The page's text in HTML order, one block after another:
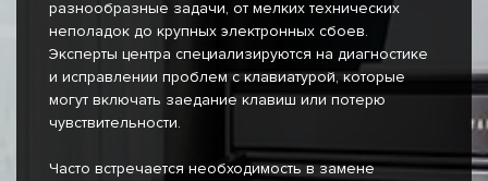
разнообразные задачи, от мелких технических
неполадок до крупных электронных сбоев.
Эксперты центра специализируются на диагностике
и исправлении проблем с клавиатурой, которые
могут включать заедание клавиш или потерю
чувствительности.
Часто встречается необходимость в замене